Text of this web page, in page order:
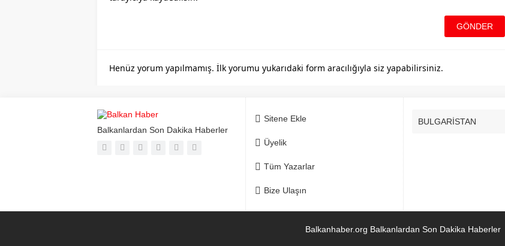
Henüz yorum yapılmamış. İlk yorumu yukarıdaki form aracılığıyla siz yapabilirsiniz.
Balkanlardan Son Dakika Haberler
Sitene Ekle
Üyelik
Tüm Yazarlar
Bize Ulaşın
BULGARİSTAN
Balkanhaber.org Balkanlardan Son Dakika Haberler